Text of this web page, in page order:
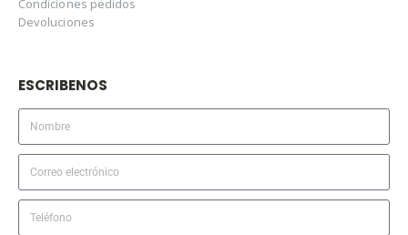
Condiciones pedidos
Devoluciones
ESCRIBENOS